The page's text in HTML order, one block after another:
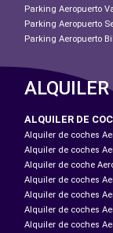
Parking Aeropuerto
Parking Aeropuerto
Parking Aeropuerto
ALQUILER DE
Alquiler de coches
Alquiler de coches
Alquiler de coche
Alquiler de coches
Alquiler de coches
Alquiler de coches
Alquiler de coches